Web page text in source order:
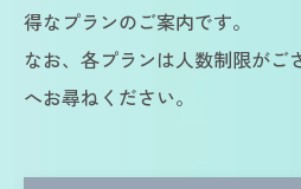
得なプランのご案内です。
なお、各プランは人数制限がご
へお尋ねください。